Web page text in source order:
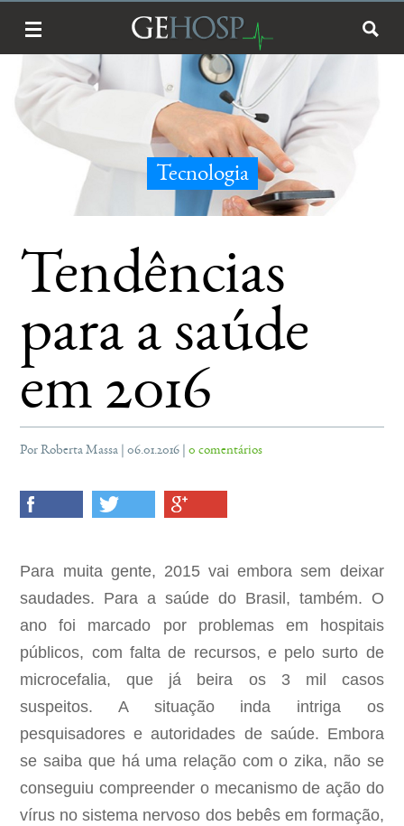
Tecnologia
Tendências
para a saúde
em 2016
Por Roberta Massa | 06.01.2016 |0 comentários
Para muita gente, 2015 vai embora sem deixar
saudades. Para a saúde do Brasil, também. O
ano foi marcado por problemas em hospitais
públicos, com falta de recursos, e pelo surto de
microcefalia, que já beira os 3 mil casos
suspeitos. A situação inda intriga os
pesquisadores e autoridades de saúde. Embora
se saiba que há uma relação com o zika, não se
conseguiu compreender o mecanismo de ação do
vírus no sistema nervoso dos bebês em formação,